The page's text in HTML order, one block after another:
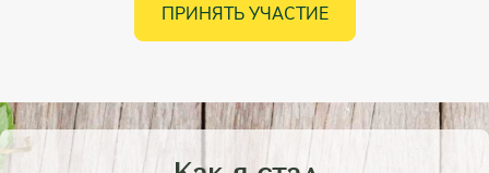
ПРИНЯТЬ УЧАСТИЕ